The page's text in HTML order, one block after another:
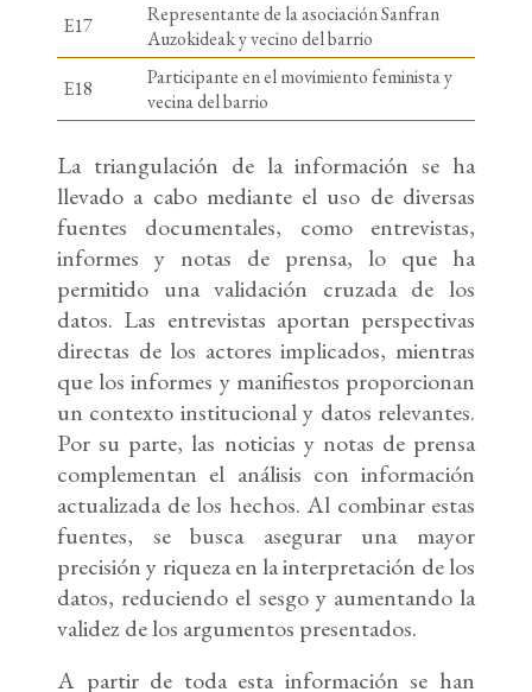
E17
Representante de la asociación Sanfran
Auzokideak y vecino del barrio
E18
Participante en el movimiento feminista y
vecina del barrio
La triangulación de la información se ha
llevado a cabo mediante el uso de diversas
fuentes documentales, como entrevistas,
informes y notas de prensa, lo que ha
permitido una validación cruzada de los
datos. Las entrevistas aportan perspectivas
directas de los actores implicados, mientras
que los informes y manifiestos proporcionan
un contexto institucional y datos relevantes.
Por su parte, las noticias y notas de prensa
complementan el análisis con información
actualizada de los hechos. Al combinar estas
fuentes, se busca asegurar una mayor
precisión y riqueza en la interpretación de los
datos, reduciendo el sesgo y aumentando la
validez de los argumentos presentados.
A partir de toda esta información se han